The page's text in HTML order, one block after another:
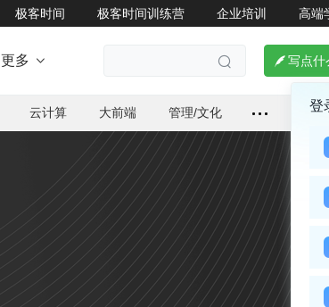
极客时间 极客时间训练营 企业培训 高端
更多    写点什
登
云计算 大前端 管理/文化